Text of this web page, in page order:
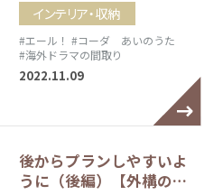
インテリア・収納
#エール！ #コーダ あいのうた
#海外ドラマの間取り
2022.11.09
後からプランしやすいよ
うに（後編）【外構の…